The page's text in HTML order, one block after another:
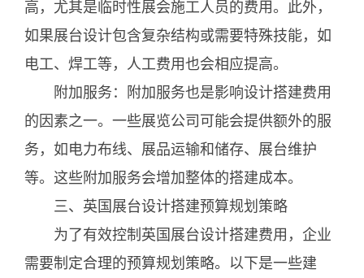
高，尤其是临时性展会施工人员的费用。此外，
如果展台设计包含复杂结构或需要特殊技能，如
电工、焊工等，人工费用也会相应提高。
附加服务：附加服务也是影响设计搭建费用
的因素之一。一些展览公司可能会提供额外的服
务，如电力布线、展品运输和储存、展台维护
等。这些附加服务会增加整体的搭建成本。
三、英国展台设计搭建预算规划策略
为了有效控制英国展台设计搭建费用，企业
需要制定合理的预算规划策略。以下是一些建